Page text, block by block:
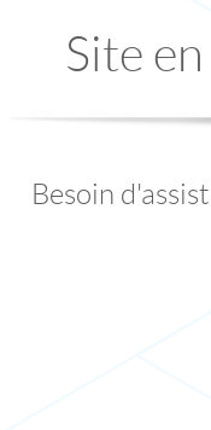
Site
Besoin